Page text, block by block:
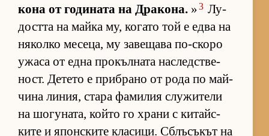
кона от го­ди­ната на Дра­ко­на. »3 Лу­
достта на майка му, ко­гато той е едва на
ня­колко ме­се­ца, му за­ве­щава по-скоро
ужаса от една про­къл­ната нас­лед­с­тве­
ност. Де­тето е приб­рано от рода по май­
чина ли­ния, стара фа­ми­лия слу­жи­тели
на шо­гу­на­та, който го храни с ки­тайс­
ките и япон­с­ките кла­си­ци. Сблъ­съ­кът на